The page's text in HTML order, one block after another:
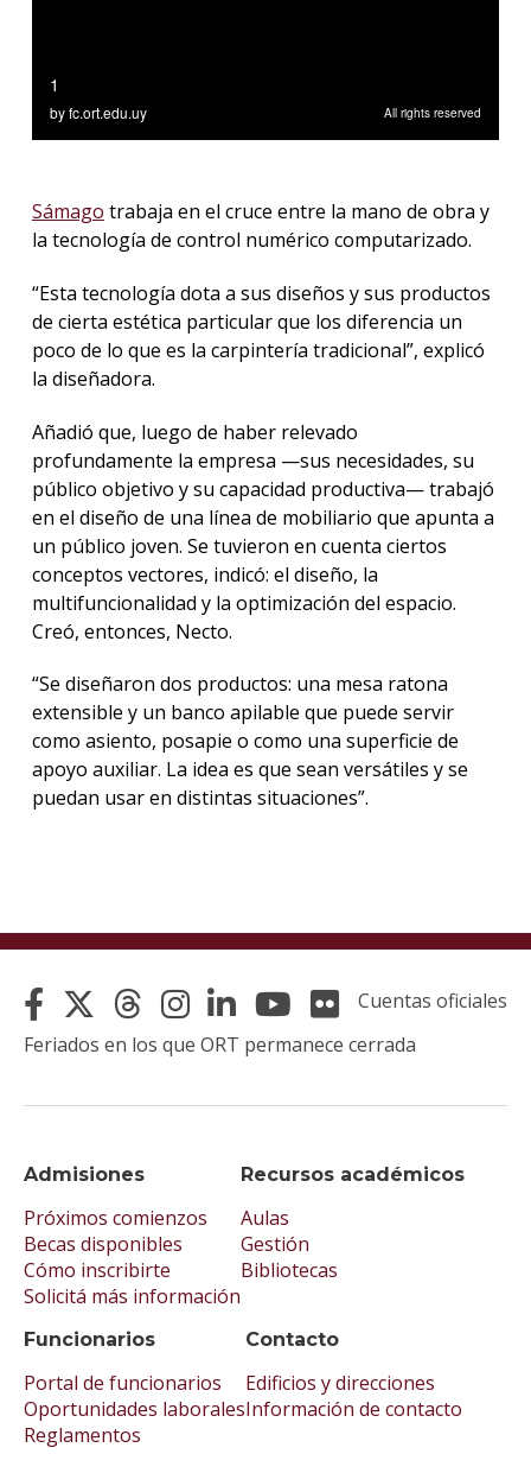
Sámago trabaja en el cruce entre la mano de obra y
la tecnología de control numérico computarizado.
“Esta tecnología dota a sus diseños y sus productos
de cierta estética particular que los diferencia un
poco de lo que es la carpintería tradicional”, explicó
la diseñadora.
Añadió que, luego de haber relevado
profundamente la empresa —sus necesidades, su
público objetivo y su capacidad productiva— trabajó
en el diseño de una línea de mobiliario que apunta a
un público joven. Se tuvieron en cuenta ciertos
conceptos vectores, indicó: el diseño, la
multifuncionalidad y la optimización del espacio.
Creó, entonces, Necto.
“Se diseñaron dos productos: una mesa ratona
extensible y un banco apilable que puede servir
como asiento, posapie o como una superficie de
apoyo auxiliar. La idea es que sean versátiles y se
puedan usar en distintas situaciones”.
Admisiones
Próximos comienzos
Becas disponibles
Cómo inscribirte
Solicitá más información
Recursos académicos
Aulas
Gestión
Bibliotecas
Funcionarios
Portal de funcionarios
Oportunidades laborales
Reglamentos
Contacto
Edificios y direcciones
Información de contacto
Cuentas oficiales
Feriados en los que ORT permanece cerrada